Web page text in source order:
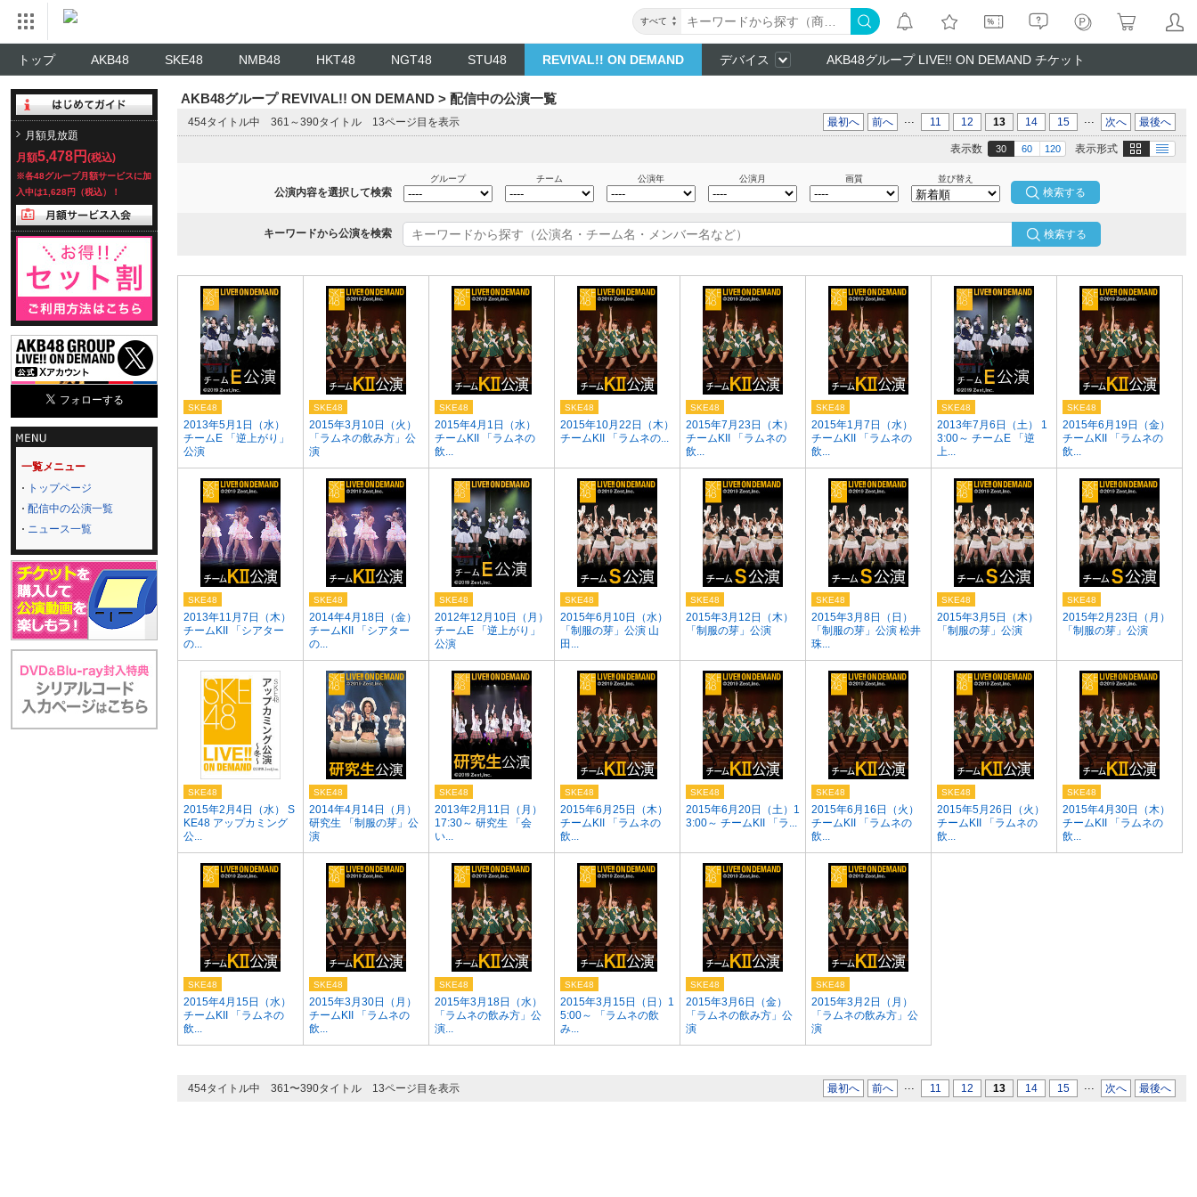
すべて
トップ AKB48 SKE48 NMB48 HKT48 NGT48 STU48 REVIVAL!! ON DEMAND デバイス AKB48グループ LIVE!! ON DEMAND チケット
月額見放題
月額5,478円 (税込)
※各48グループ月額サービスに加
入中は1,628円（税込）！
一覧メニュー
トップページ
配信中の公演一覧
ニュース一覧
AKB48グループ REVIVAL!! ON DEMAND > 配信中の公演一覧
454タイトル中 361～390タイトル 13ページ目を表示 最初へ 前へ ... 11 12 13 14 15 ... 次へ 最後へ
表示形式 画像 テキスト
表示数 30 60 120
公演内容を選択して検索
グループ チーム 公演年 公演月 画質 並び替え
キーワードから公演を検索 検索する
2013年5月1日（水）
チームE 「逆上がり」
公演
SKE48
2015年3月10日（火）
「ラムネの飲み方」公
演
SKE48
2015年4月1日（水）
チームKII 「ラムネの
飲...
SKE48
2015年10月22日（木）
チームKII 「ラムネの...
SKE48
2015年7月23日（木）
チームKII 「ラムネの
飲...
SKE48
2015年1月7日（水）
チームKII 「ラムネの
飲...
SKE48
2013年7月6日（土） 1
3:00～ チームE 「逆
上...
SKE48
2015年6月19日（金）
チームKII 「ラムネの
飲...
SKE48
2013年11月7日（木）
チームKII 「シアター
の...
SKE48
2014年4月18日（金）
チームKII 「シアター
の...
SKE48
2012年12月10日（月）
チームE 「逆上がり」
公演
SKE48
2015年6月10日（水）
「制服の芽」公演 山
田...
SKE48
2015年3月12日（木）
「制服の芽」公演
SKE48
2015年3月8日（日）
「制服の芽」公演 松井
珠...
SKE48
2015年3月5日（木）
「制服の芽」公演
SKE48
2015年2月23日（月）
「制服の芽」公演
SKE48
2015年2月4日（水） S
KE48 アップカミング
公...
SKE48
2014年4月14日（月）
研究生 「制服の芽」公
演
SKE48
2013年2月11日（月）
17:30～ 研究生 「会
い...
SKE48
2015年6月25日（木）
チームKII 「ラムネの
飲...
SKE48
2015年6月20日（土）1
3:00～ チームKII 「ラ...
SKE48
2015年6月16日（火）
チームKII 「ラムネの
飲...
SKE48
2015年5月26日（火）
チームKII 「ラムネの
飲...
SKE48
2015年4月30日（木）
チームKII 「ラムネの
飲...
SKE48
2015年4月15日（水）
チームKII 「ラムネの
飲...
SKE48
2015年3月30日（月）
チームKII 「ラムネの
飲...
SKE48
2015年3月18日（水）
「ラムネの飲み方」公
演...
SKE48
2015年3月15日（日）1
5:00～ 「ラムネの飲
み...
SKE48
2015年3月6日（金）
「ラムネの飲み方」公
演
SKE48
2015年3月2日（月）
「ラムネの飲み方」公
演
SKE48
454タイトル中 361〜390タイトル 13ページ目を表示 最初へ 前へ ... 11 12 13 14 15 ... 次へ 最後へ